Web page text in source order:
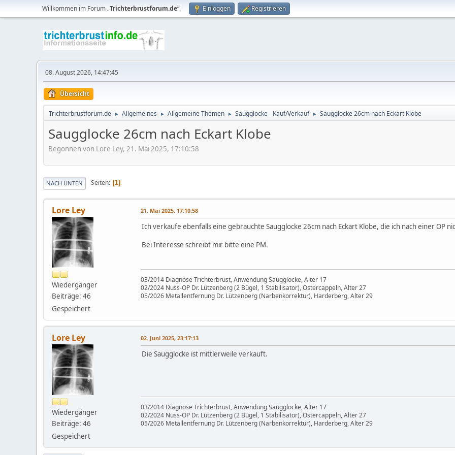
Willkommen im Forum „Trichterbrustforum.de“. Einloggen Registrieren
08. August 2026, 14:47:45
Übersicht
Trichterbrustforum.de ► Allgemeines ► Allgemeine Themen ► Saugglocke - Kauf/Verkauf ► Saugglocke 26cm nach Eckart Klobe
Saugglocke 26cm nach Eckart Klobe
Begonnen von Lore Ley, 21. Mai 2025, 17:10:58
NACH UNTEN Seiten 1
Lore Ley
Wiedergänger
Beiträge: 46
Gespeichert
21. Mai 2025, 17:10:58
Ich verkaufe ebenfalls eine gebrauchte Saugglocke 26cm nach Eckart Klobe, die ich nach einer OP
Bei Interesse schreibt mir bitte eine PM.
03/2014 Diagnose Trichterbrust, Anwendung Saugglocke, Alter 17
02/2024 Nuss-OP Dr. Lützenberg (2 Bügel, 1 Stabilisator), Ostercappeln, Alter 27
05/2026 Metallentfernung Dr. Lützenberg (Narbenkorrektur), Harderberg, Alter 29
Lore Ley
Wiedergänger
Beiträge: 46
Gespeichert
02. Juni 2025, 23:17:13
Die Saugglocke ist mittlerweile verkauft.
03/2014 Diagnose Trichterbrust, Anwendung Saugglocke, Alter 17
02/2024 Nuss-OP Dr. Lützenberg (2 Bügel, 1 Stabilisator), Ostercappeln, Alter 27
05/2026 Metallentfernung Dr. Lützenberg (Narbenkorrektur), Harderberg, Alter 29